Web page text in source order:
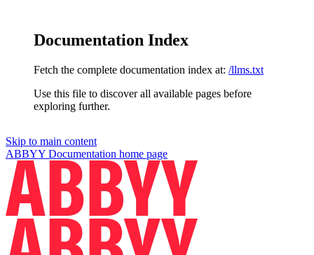
Documentation Index
Fetch the complete documentation index at: /llms.txt
Use this file to discover all available pages before
exploring further.
Skip to main content
ABBYY Documentation home page